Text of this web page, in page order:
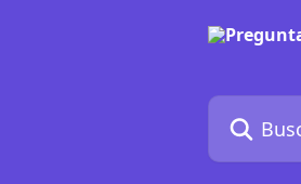
Buscar